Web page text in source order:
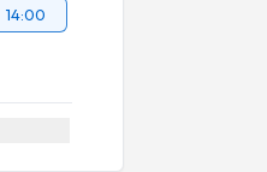
14:00